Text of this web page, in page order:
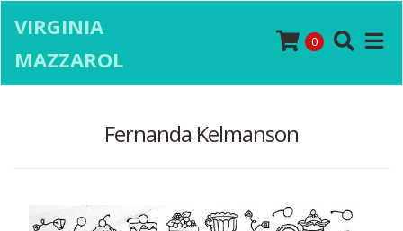
VIRGINIA
MAZZAROL
0
Fernanda Kelmanson